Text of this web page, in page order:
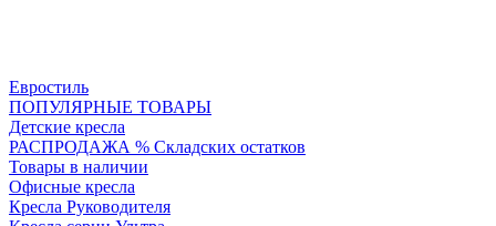
Евростиль
ПОПУЛЯРНЫЕ ТОВАРЫ
Детские кресла
РАСПРОДАЖА % Складских остатков
Товары в наличии
Офисные кресла
Кресла Руководителя